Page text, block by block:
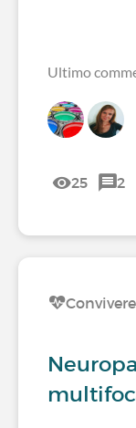
Ultimo
25 2